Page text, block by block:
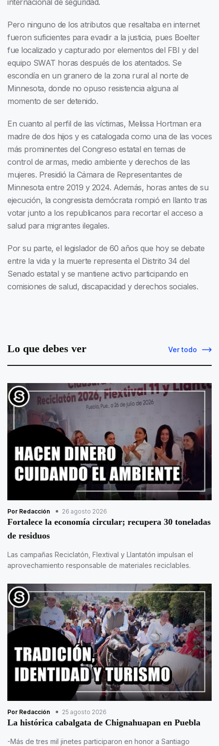
internacional de seguridad.
Pero ninguno de los atributos que resaltaba en internet
fueron suficientes para evadir a la justicia, pues Boelter
fue localizado y capturado por elementos del FBI y del
equipo SWAT horas después de los atentados. Se
escondía en un granero de la zona rural al norte de
Minnesota, donde no opuso resistencia alguna al
momento de ser detenido.
En cuanto al perfil de las víctimas, Melissa Hortman era
madre de dos hijos y es catalogada como una de las voces
más prominentes del Congreso estatal en temas de
control de armas, medio ambiente y derechos de las
mujeres. Presidió la Cámara de Representantes de
Minnesota entre 2019 y 2024. Además, horas antes de su
ejecución, la congresista demócrata rompió en llanto tras
votar junto a los republicanos para recortar el acceso a
salud para migrantes ilegales.
Por su parte, el legislador de 60 años que hoy se debate
entre la vida y la muerte representa el Distrito 34 del
Senado estatal y se mantiene activo participando en
comisiones de salud, discapacidad y derechos sociales.
Lo que debes ver Ver todo
Por Redacción 26 agosto 2026
Fortalece la economía circular; recupera 30 toneladas
de residuos
Las campañas Reciclatón, Flextival y Llantatón impulsan el
aprovechamiento responsable de materiales reciclables.
Por Redacción 25 agosto 2026
La histórica cabalgata de Chignahuapan en Puebla
-Más de tres mil jinetes participaron en honor a Santiago